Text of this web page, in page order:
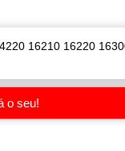
16210 16220
o seu!